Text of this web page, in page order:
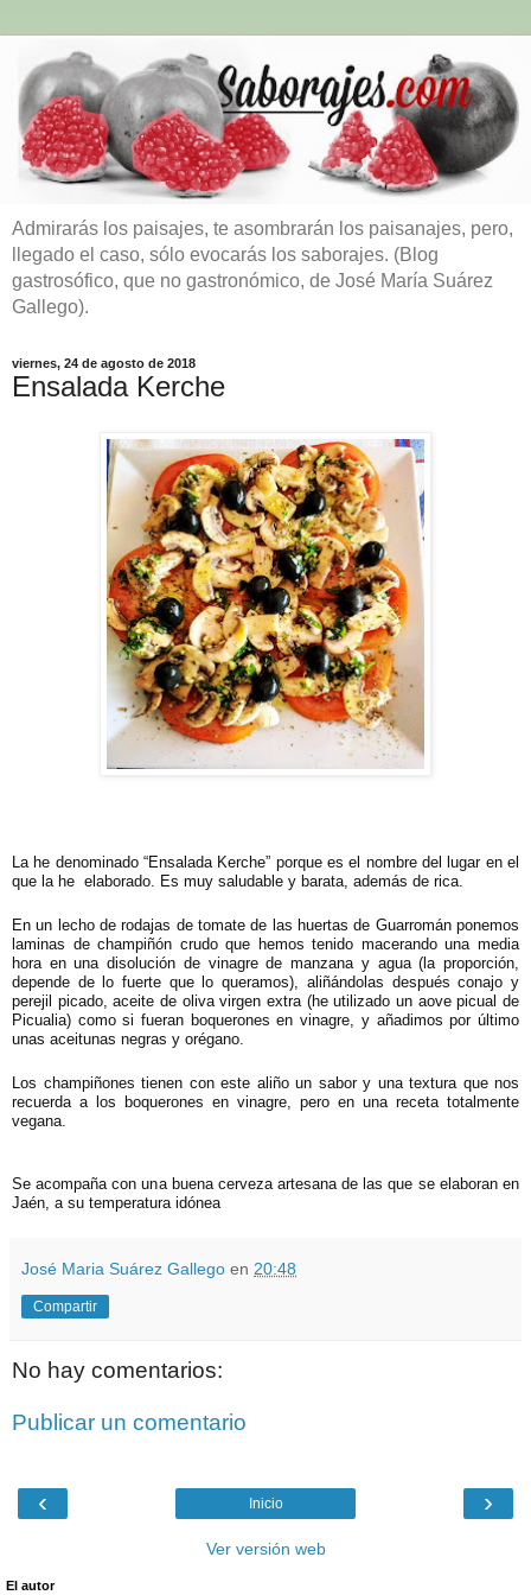
Admirarás los paisajes, te asombrarán los paisanajes, pero,
llegado el caso, sólo evocarás los saborajes. (Blog
gastrosófico, que no gastronómico, de José María Suárez
Gallego).
viernes, 24 de agosto de 2018
Ensalada Kerche
La he denominado “Ensalada Kerche” porque es el nombre del lugar en el
que la he elaborado. Es muy saludable y barata, además de rica.
En un lecho de rodajas de tomate de las huertas de Guarromán ponemos
laminas de champiñón crudo que hemos tenido macerando una media
hora en una disolución de vinagre de manzana y agua (la proporción,
depende de lo fuerte que lo queramos), aliñándolas después conajo y
perejil picado, aceite de oliva virgen extra (he utilizado un aove picual de
Picualia) como si fueran boquerones en vinagre, y añadimos por último
unas aceitunas negras y orégano.
Los champiñones tienen con este aliño un sabor y una textura que nos
recuerda a los boquerones en vinagre, pero en una receta totalmente
vegana.
Se acompaña con una buena cerveza artesana de las que se elaboran en
Jaén, a su temperatura idónea
José Maria Suárez Gallego en 20:48
Compartir
No hay comentarios:
Publicar un comentario
‹ ›
Inicio
Ver versión web
El autor